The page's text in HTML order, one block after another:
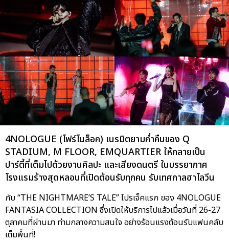
4NOLOGUE (โฟร์โนล็อค) เนรมิตยามค่ำคืนของ Q
STADIUM, M FLOOR, EMQUARTIER ให้กลายเป็น
ปาร์ตี้ที่เต็มไปด้วยงานศิลปะ และเสียงดนตรี ในบรรยากาศ
โรงแรมร้างสุดหลอนที่เปิดต้อนรับทุกคน รับเทศกาลฮาโลวีน
กับ “THE NIGHTMARE’S TALE” โปรเจ็คแรก ของ 4NOLOGUE
FANTASIA COLLECTION ซึ่งเปิดให้บริการไปแล้วเมื่อวันที่ 26-27
ตุลาคมที่ผ่านมา ท่ามกลางความสนใจ อย่างร้อนแรงต้อนรับแฟนคลับ
เต็มพื้นที่!